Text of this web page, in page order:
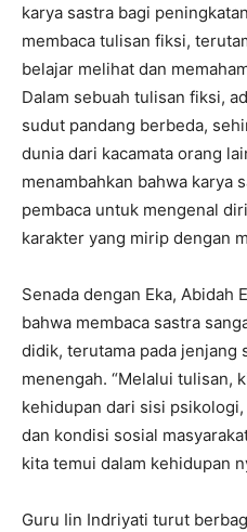
karya sastra bagi
membaca tulisan fiksi,
belajar melihat dan
Dalam sebuah tulisan fiksi,
sudut pandang berbeda,
dunia dari kacamata orang
menambahkan bahwa karya
pembaca untuk mengenal
karakter yang mirip dengan
Senada dengan Eka, Abidah
bahwa membaca sastra
didik, terutama pada jenjang
menengah. “Melalui tulisan,
kehidupan dari sisi
dan kondisi sosial
kita temui dalam kehidupan
Guru Iin Indriyati turut